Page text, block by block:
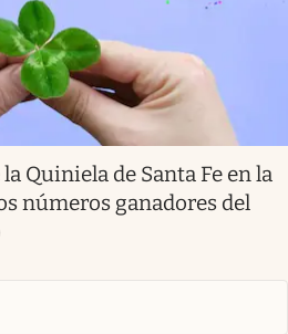
Quiniela de Santa Fe en la
números ganadores del